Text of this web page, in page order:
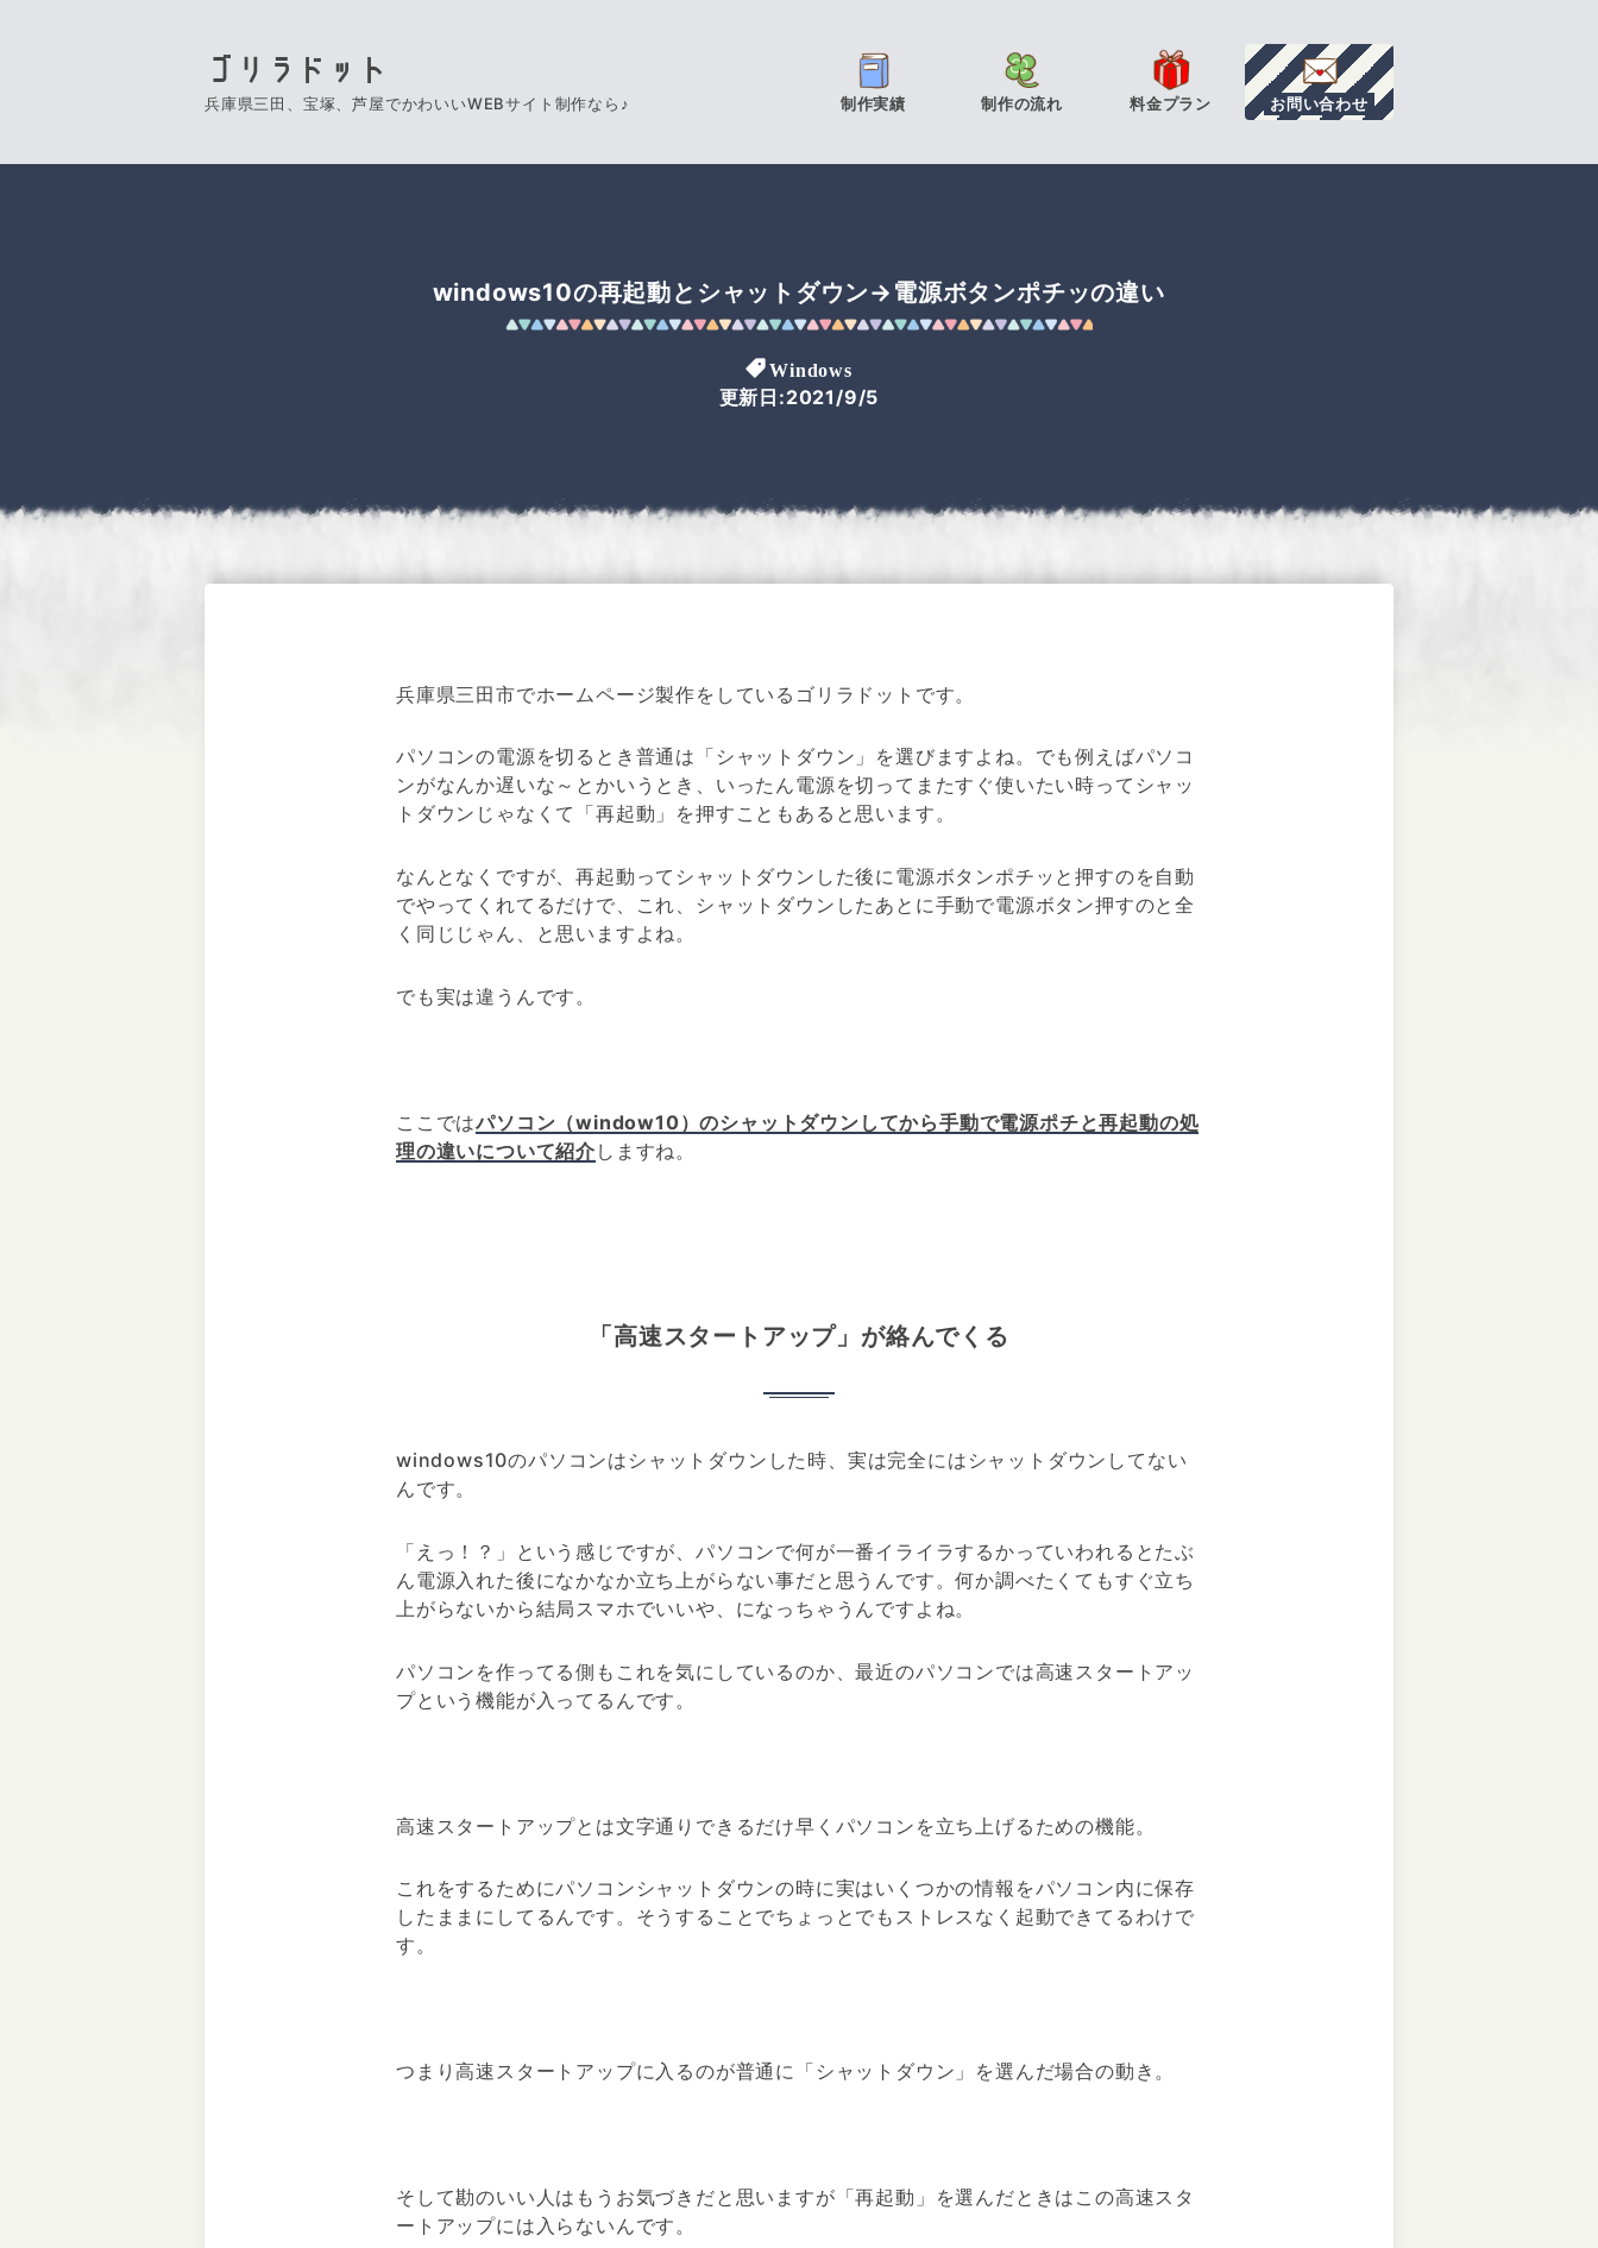
ゴリラドット
兵庫県三田、宝塚、芦屋でかわいいWEBサイト制作なら♪ 制作実績 制作の流れ 料金プラン お問い合わせ
windows10の再起動とシャットダウン→電源ボタンポチッの違い
Windows
更新日:2021/9/5
兵庫県三田市でホームページ製作をしているゴリラドットです。
パソコンの電源を切るとき普通は「シャットダウン」を選びますよね。でも例えばパソコ
ンがなんか遅いな～とかいうとき、いったん電源を切ってまたすぐ使いたい時ってシャッ
トダウンじゃなくて「再起動」を押すこともあると思います。
なんとなくですが、再起動ってシャットダウンした後に電源ボタンポチッと押すのを自動
でやってくれてるだけで、これ、シャットダウンしたあとに手動で電源ボタン押すのと全
く同じじゃん、と思いますよね。
でも実は違うんです。
ここではパソコン（window10）のシャットダウンしてから手動で電源ポチと再起動の処
理の違いについて紹介 しますね。
「高速スタートアップ」が絡んでくる
windows10のパソコンはシャットダウンした時、実は完全にはシャットダウンしてない
んです。
「えっ！？」という感じですが、パソコンで何が一番イライラするかっていわれるとたぶ
ん電源入れた後になかなか立ち上がらない事だと思うんです。何か調べたくてもすぐ立ち
上がらないから結局スマホでいいや、になっちゃうんですよね。
パソコンを作ってる側もこれを気にしているのか、最近のパソコンでは高速スタートアッ
プという機能が入ってるんです。
高速スタートアップとは文字通りできるだけ早くパソコンを立ち上げるための機能。
これをするためにパソコンシャットダウンの時に実はいくつかの情報をパソコン内に保存
したままにしてるんです。そうすることでちょっとでもストレスなく起動できてるわけで
す。
つまり高速スタートアップに入るのが普通に「シャットダウン」を選んだ場合の動き。
そして勘のいい人はもうお気づきだと思いますが「再起動」を選んだときはこの高速スタ
ートアップには入らないんです。